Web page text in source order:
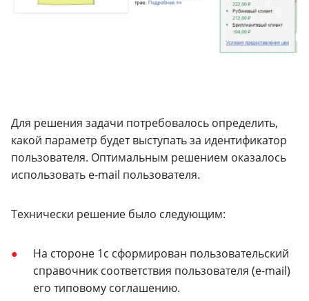
Для решения задачи потребовалось определить,
какой параметр будет выступать за идентификатор
пользователя. Оптимальным решением оказалось
использовать e-mail пользователя.
Технически решение было следующим:
На стороне 1c сформирован пользовательский
справочник соответствия пользователя (e-mail)
его типовому соглашению.